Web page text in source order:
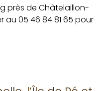
près de Châtelaillon-
au 05 46 84 81 65 pour